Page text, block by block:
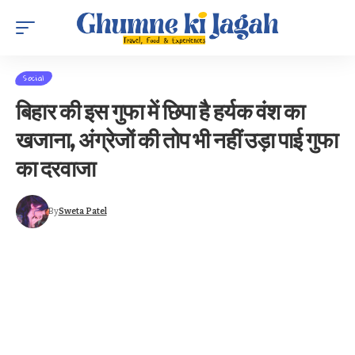
Social
बिहार की इस गुफा में छिपा है हर्यक वंश का
खजाना, अंग्रेजों की तोप भी नहीं उड़ा पाई गुफा
का दरवाजा
BySweta Patel